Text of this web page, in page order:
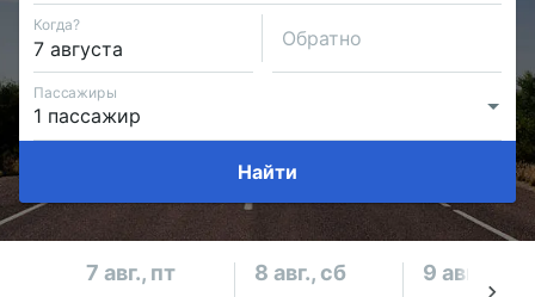
Когда?
Обратно
Пассажиры
Найти
7 авг., пт 8 авг., сб 9 авг., вс